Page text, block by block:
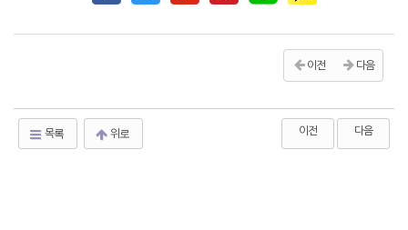
이전 다음
목록 위로 이전 다음